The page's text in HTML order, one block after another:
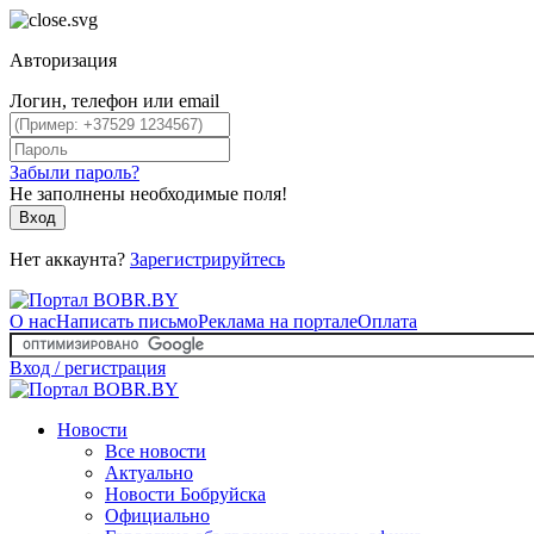
Авторизация
Логин, телефон или email
Забыли пароль?
Не заполнены необходимые поля!
Вход
Нет аккаунта? Зарегистрируйтесь
О насНаписать письмоРеклама на порталеОплата
Вход / регистрация
Новости
Все новости
Актуально
Новости Бобруйска
Официально